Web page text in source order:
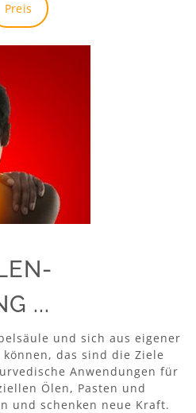
Preis
...
und sich aus eigener
das sind die Ziele
Anwendungen für
Ölen, Pasten und
und schenken neue Kraft.